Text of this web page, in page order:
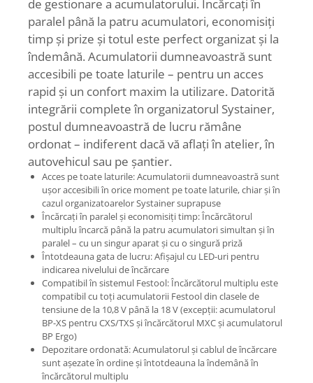
Cap de rindeluire
Cutit spirala
Sistem de şine de ghidare
Alte accesorii
Buzunare
Menghine, cleme şi dispozitive de
prindere
Opritoare şi piese detaşabile
Seturi
Sine de ghidare
Slefuire
Abrazive
Accesorii acumulator
Accesorii pentru maşini
Sistem de slefuit/polizat cu
diamant
Talpă de şlefuire şi paduri
Îmbinare
Accesorii acumulator
Accesorii pentru conectare
de gestionare a acumulatorului. Încărcaţi în
paralel până la patru acumulatori, economisiţi
timp şi prize şi totul este perfect organizat şi la
îndemână. Acumulatorii dumneavoastră sunt
accesibili pe toate laturile – pentru un acces
rapid şi un confort maxim la utilizare. Datorită
integrării complete în organizatorul Systainer,
postul dumneavoastră de lucru rămâne
ordonat – indiferent dacă vă aflaţi în atelier, în
autovehicul sau pe şantier.
Acces pe toate laturile: Acumulatorii dumneavoastră sunt
uşor accesibili în orice moment pe toate laturile, chiar şi în
cazul organizatoarelor Systainer suprapuse
Încărcaţi în paralel şi economisiţi timp: Încărcătorul
multiplu încarcă până la patru acumulatori simultan şi în
paralel – cu un singur aparat şi cu o singură priză
Întotdeauna gata de lucru: Afişajul cu LED-uri pentru
indicarea nivelului de încărcare
Compatibil în sistemul Festool: Încărcătorul multiplu este
compatibil cu toţi acumulatorii Festool din clasele de
tensiune de la 10,8 V până la 18 V (excepţii: acumulatorul
BP-XS pentru CXS/TXS şi încărcătorul MXC şi acumulatorul
BP Ergo)
Depozitare ordonată: Acumulatorul şi cablul de încărcare
sunt aşezate în ordine şi întotdeauna la îndemână în
încărcătorul multiplu